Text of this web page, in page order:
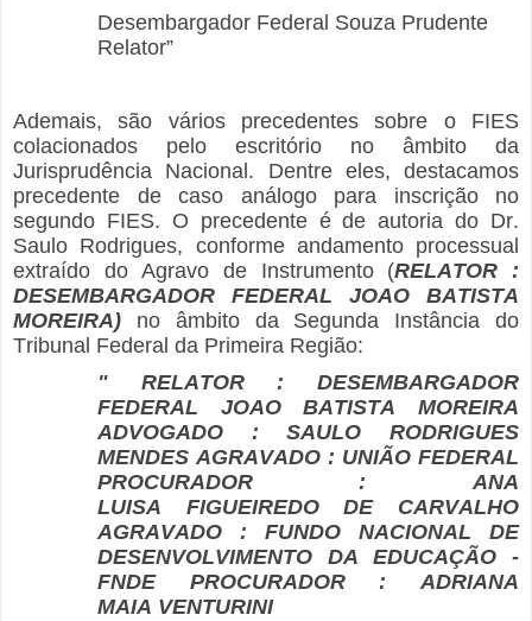
Desembargador Federal Souza Prudente
Relator”
Ademais, são vários precedentes sobre o FIES
colacionados pelo escritório no âmbito da
Jurisprudência Nacional. Dentre eles, destacamos
precedente de caso análogo para inscrição no
segundo FIES. O precedente é de autoria do Dr.
Saulo Rodrigues, conforme andamento processual
extraído do Agravo de Instrumento (RELATOR :
DESEMBARGADOR FEDERAL JOAO BATISTA
MOREIRA) no âmbito da Segunda Instância do
Tribunal Federal da Primeira Região:
" RELATOR : DESEMBARGADOR
FEDERAL JOAO BATISTA MOREIRA
ADVOGADO : SAULO RODRIGUES
MENDES AGRAVADO : UNIÃO FEDERAL
PROCURADOR : ANA
LUISA FIGUEIREDO DE CARVALHO
AGRAVADO : FUNDO NACIONAL DE
DESENVOLVIMENTO DA EDUCAÇÃO -
FNDE PROCURADOR : ADRIANA
MAIA VENTURINI